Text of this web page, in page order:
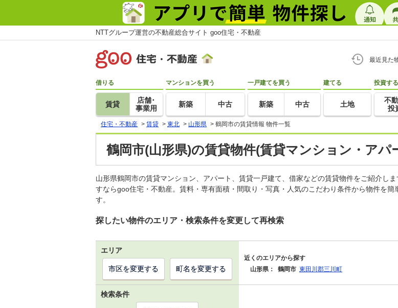
NTTグループ運営の不動産総合サイト goo住宅・不動産
最近見た
借りる
賃貸
店舗･
事業用
マンションを買う
新築 中古
一戸建てを買う
新築 中古
建てる
土地
投資する
不
投
住宅・不動産 > 賃貸 > 東北 > 山形県 > 鶴岡市の賃貸情報 物件一覧
鶴岡市(山形県)の賃貸物件(賃貸マンション・アパ
山形県鶴岡市の賃貸マンション、アパート、賃貸一戸建て、借家などの賃貸物件をご紹介し
すならgoo住宅・不動産。賃料・専有面積・間取り・写真・人気のこだわり条件から物件を
す。
探したい物件のエリア・検索条件を変更して再検索
エリア
近くのエリアから探す
山形県：
鶴岡市 東田川郡三川町
市区を変更する 町名を変更する
検索条件